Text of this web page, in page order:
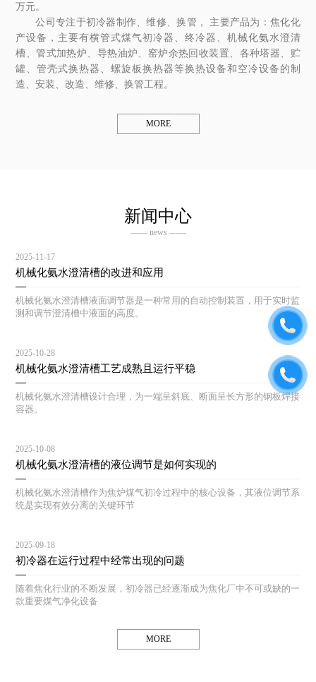
万元。
公司专注于初冷器制作、维修、换管， 主要产品为：焦化化
产设备，主要有横管式煤气初冷器、终冷器、机械化氨水澄清
槽、管式加热炉、导热油炉、窑炉余热回收装置、各种塔器、贮
罐、管壳式换热器、螺旋板换热器等换热设备和空冷设备的制
造、安装、改造、维修、换管工程。
MORE
新闻中心
—— news ——
2025-11-17
机械化氨水澄清槽的改进和应用
机械化氨水澄清槽液面调节器是一种常用的自动控制装置，用于实时监
测和调节澄清槽中液面的高度。
2025-10-28
机械化氨水澄清槽工艺成熟且运行平稳
机械化氨水澄清槽设计合理，为一端呈斜底、断面呈长方形的钢板焊接
容器。
2025-10-08
机械化氨水澄清槽的液位调节是如何实现的
机械化氨水澄清槽作为焦炉煤气初冷过程中的核心设备，其液位调节系
统是实现有效分离的关键环节
2025-09-18
初冷器在运行过程中经常出现的问题
随着焦化行业的不断发展，初冷器已经逐渐成为焦化厂中不可或缺的一
款重要煤气净化设备
MORE